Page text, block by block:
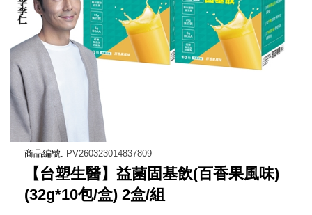
商品編號: PV260323014837809
【台塑生醫】益菌固基飲(百香果風味)
(32g*10包/盒) 2盒/組